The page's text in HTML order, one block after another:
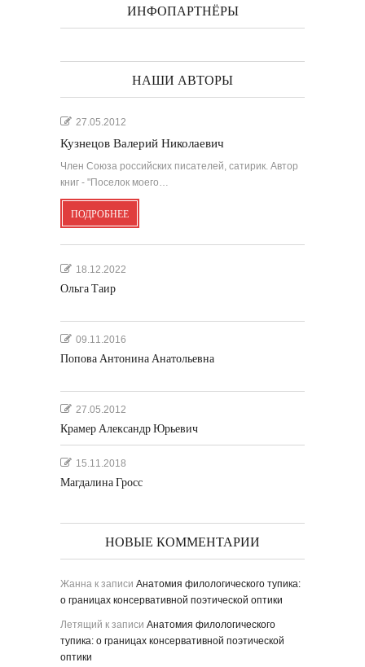
ИНФОПАРТНЁРЫ
НАШИ АВТОРЫ
27.05.2012
Кузнецов Валерий Николаевич
Член Союза российских писателей, сатирик. Автор
книг - "Поселок моего…
ПОДРОБНЕЕ
18.12.2022
Ольга Таир
09.11.2016
Попова Антонина Анатольевна
27.05.2012
Крамер Александр Юрьевич
15.11.2018
Магдалина Гросс
НОВЫЕ КОММЕНТАРИИ
Жанна к записи Анатомия филологического тупика:
о границах консервативной поэтической оптики
Летящий к записи Анатомия филологического
тупика: о границах консервативной поэтической
оптики